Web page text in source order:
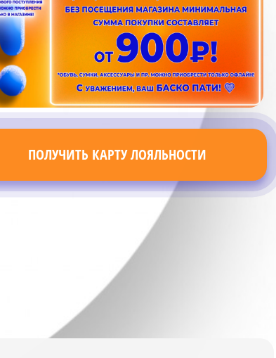
ПОЛУЧИТЬ КАРТУ ЛОЯЛЬНОСТИ